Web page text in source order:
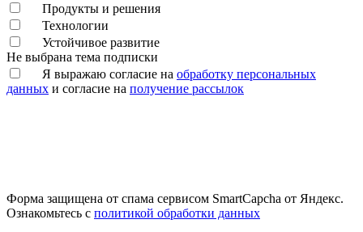
Продукты и решения
Технологии
Устойчивое развитие
Не выбрана тема подписки
Я выражаю согласие на обработку персональных
данных и согласие на получение рассылок
Форма защищена от спама сервисом SmartCapcha от Яндекс.
Ознакомьтесь с политикой обработки данных